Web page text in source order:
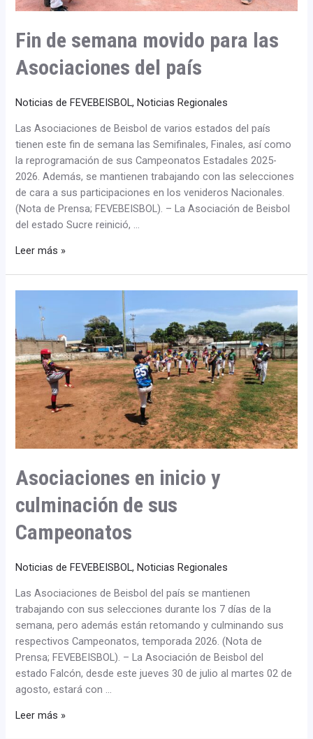
Fin de semana movido para las
Asociaciones del país
Noticias de FEVEBEISBOL,Noticias Regionales
Las Asociaciones de Beisbol de varios estados del país
tienen este fin de semana las Semifinales, Finales, así como
la reprogramación de sus Campeonatos Estadales 2025-
2026. Además, se mantienen trabajando con las selecciones
de cara a sus participaciones en los venideros Nacionales.
(Nota de Prensa; FEVEBEISBOL). – La Asociación de Beisbol
del estado Sucre reinició, …
Leer más »
Asociaciones en inicio y
culminación de sus
Campeonatos
Noticias de FEVEBEISBOL,Noticias Regionales
Las Asociaciones de Beisbol del país se mantienen
trabajando con sus selecciones durante los 7 días de la
semana, pero además están retomando y culminando sus
respectivos Campeonatos, temporada 2026. (Nota de
Prensa; FEVEBEISBOL). – La Asociación de Beisbol del
estado Falcón, desde este jueves 30 de julio al martes 02 de
agosto, estará con …
inicio
y
culminación
de
sus
Campeonatos
Leer más »